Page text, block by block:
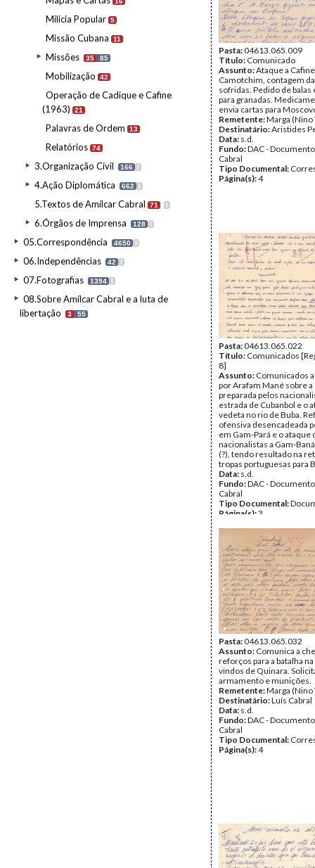
Milícia Popular 5
Missão Cubana 11
Missões 35 85
Mobilização 42
Operação de Cadique e Cafine
(1963)
21
Palavras de Ordem 13
Relatórios 74
3.Organização Civil 166 I
4.Ação Diplomática 662 I
5.Textos de Amílcar Cabral 71 I
6.Órgãos de Imprensa 128 I
05.Correspondência 4650 I
06.Independências 42 I
07.Fotografias 1394 I
08.Sobre Amílcar Cabral e a luta de
libertação
3 55
Pasta:04613.065.009
Título: Comunicado
Assunto:Ataque a
Camotchim, contagem
sofridas. Pedido de balas
para granadas.
envia cartas para
Remetente:Marga (Nino
Destinatário:Aristides
Data: s.d.
Fundo:DAC -
Cabral
Tipo Documental:
Página(s):4
Pasta:04613.065.022
Título: Comunicados
8]
Assunto: Comunicados
por Arafam Mané sobre
preparada pelos
estrada de Cubanbol e o
vedeta no rio de Buba.
ofensiva desencadeada
em Gam-Pará e o ataque
nacionalistas a Gam-
(?), tendo resultado na
tropas portuguesas para
Data: s.d.
Fundo:DAC -
Cabral
Tipo Documental:
Página(s):3
Pasta:04613.065.032
Assunto: Comunica a
reforços para a batalha
vindos de Quinara.
armamento e munições.
Remetente:Marga (Nino
Destinatário:Luís Cabral
Data: s.d.
Fundo:DAC -
Cabral
Tipo Documental:
Página(s):4